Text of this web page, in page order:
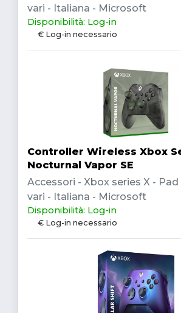
vari - Italiana - Microsoft
Disponibilità: Log-in
€ Log-in necessario
Controller Wireless Xbox
Nocturnal Vapor SE
Accessori - Xbox series X -
vari - Italiana - Microsoft
Disponibilità: Log-in
€ Log-in necessario